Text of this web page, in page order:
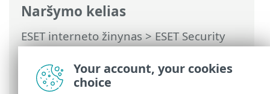
Naršymo kelias
ESET interneto žinynas>ESET Security
Ultimate>Produkto aktyvinimas>
Prenumeratos būsena> Aktyvinti
nepavyko dėl pereikvotos prenumeratos
Your account, your cookies
choice